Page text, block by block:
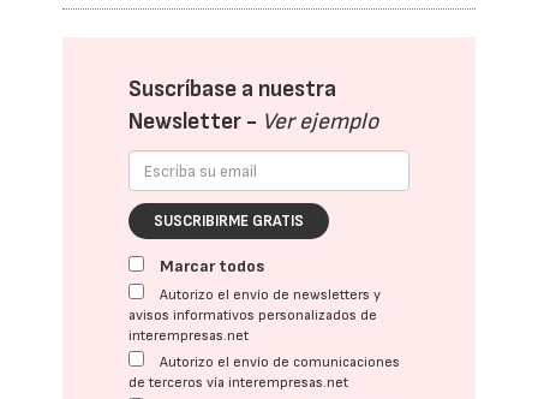
Suscríbase a nuestra
Newsletter - Ver ejemplo
SUSCRIBIRME GRATIS
Marcar todos
Autorizo el envío de newsletters y
avisos informativos personalizados de
interempresas.net
Autorizo el envío de comunicaciones
de terceros vía interempresas.net